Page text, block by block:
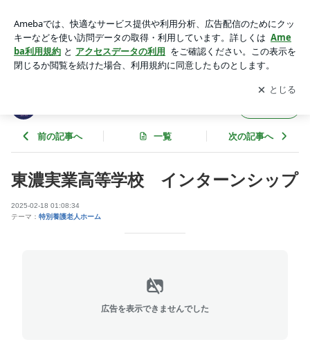
のブログアプリをダウンロードして ブログの更新通知
を受け取りまし
ょう。
開く
前の記事へ 一覧 次の記事へ
東濃実業高等学校 インターンシップ
2025-02-18 01:08:34
テーマ： 特別養護老人ホーム
広告を表示できませんでした